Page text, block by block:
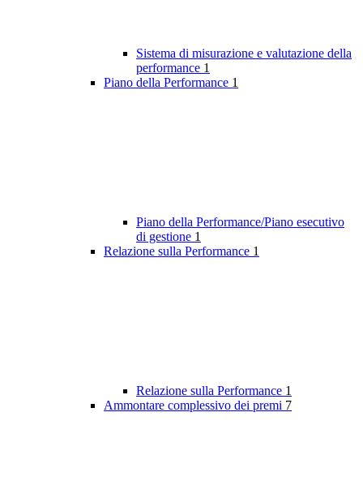
Sistema di misurazione e valutazione della
performance 1
Piano della Performance 1
Piano della Performance/Piano esecutivo
di gestione 1
Relazione sulla Performance 1
Relazione sulla Performance 1
Ammontare complessivo dei premi 7